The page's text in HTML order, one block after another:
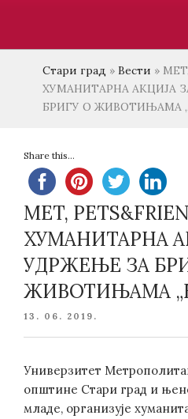
Стари град » Вести »
ХУМАНИТАРНА АКЦИЈА
БРИГУ О ЖИВОТИЊАМА
Share this...
MET,
ХУМАНИТАРНА
УДРЖЕЊЕ ЗА
ЖИВОТИЊАМА
POSTED
13. 06. 2019.
Универзитет
општине Стари град и
младе, организује